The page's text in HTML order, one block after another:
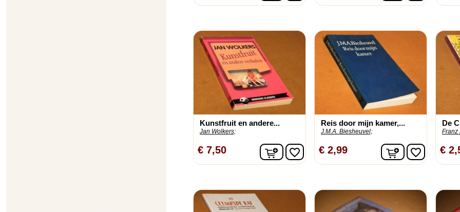
Kunstfruit en andere...
Jan Wolkers;
€ 7,50 In winkelwagen
favorite_border
Reis door mijn kamer,...
J.M.A. Biesheuvel;
€ 2,99 Infavorite_border
De
Franz
€